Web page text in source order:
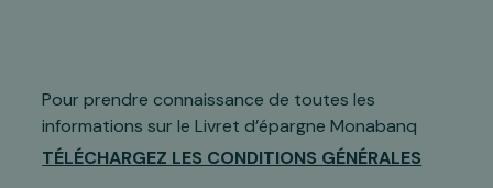
Pour prendre connaissance de toutes les
informations sur le Livret d’épargne Monabanq
TÉLÉCHARGEZ LES CONDITIONS GÉNÉRALES